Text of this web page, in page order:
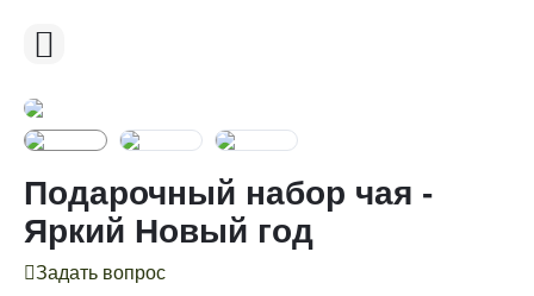
Подарочный набор чая -
Яркий Новый год
Задать вопрос